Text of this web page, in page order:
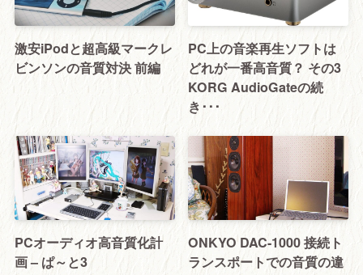
激安iPodと超高級マークレ
ビンソンの音質対決 前編
PC上の音楽再生ソフトは
どれが一番高音質？ その3
KORG AudioGateの続
き･･･
PCオーディオ高音質化計
画 – ぱ～と3
ONKYO DAC-1000 接続ト
ランスポートでの音質の違